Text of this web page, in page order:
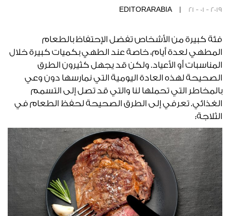
EDITORARABIA | 21 - 01 - 2019
فئة كبيرة من الأشخاص تفضل الإحتفاظ بالطعام
المطهي لعدة أيام، خاصة عند الطهي بكميات كبيرة خلال
المناسبات أو الأعياد. ولكن قد يجهل كثيرون الطرق
الصحيحة لهذه العادة اليومية التي نمارسها دون وعي
بالمخاطر التي تحملها لنا والتي قد تصل إلى التسمم
الغذائي. تعرفي إلى الطرق الصحيحة لحفظ الطعام في
الثلاجة: